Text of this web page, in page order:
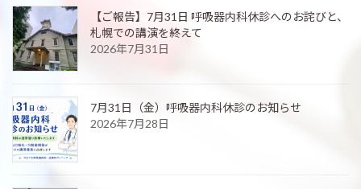
【ご報告】7月31日 呼吸器内科休診へのお詫びと、
札幌での講演を終えて
2026年7月31日
7月31日（金）呼吸器内科休診のお知らせ
2026年7月28日